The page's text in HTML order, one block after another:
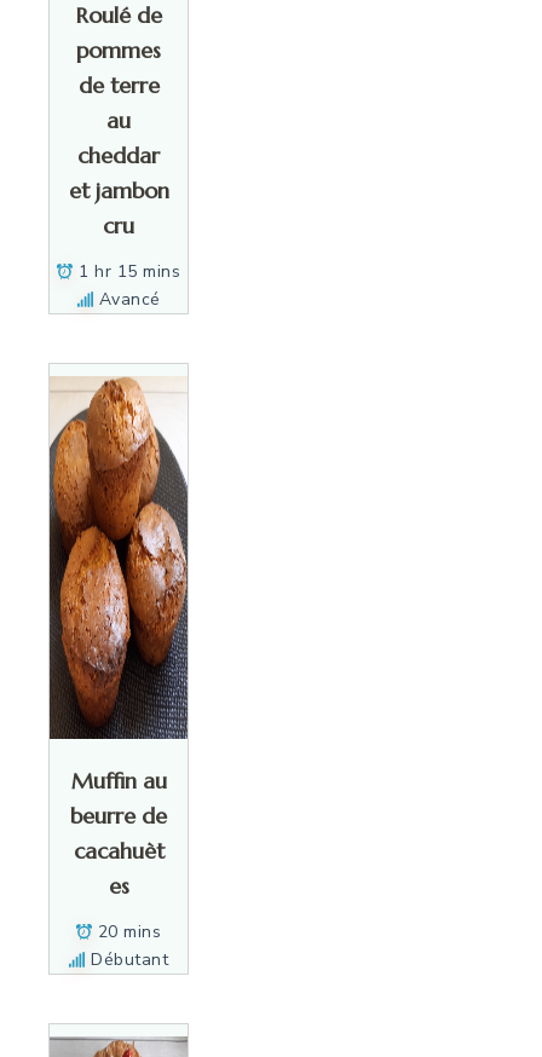
Roulé de
pommes
de terre
au
cheddar
et jambon
cru
1 hr 15 mins
Avancé
Muffin au
beurre de
cacahuèt
es
20 mins
Débutant